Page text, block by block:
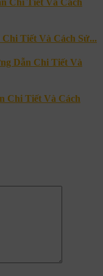
Tiết Và Cách Sử...
Dẫn Chi Tiết Và
Chi Tiết Và Cách